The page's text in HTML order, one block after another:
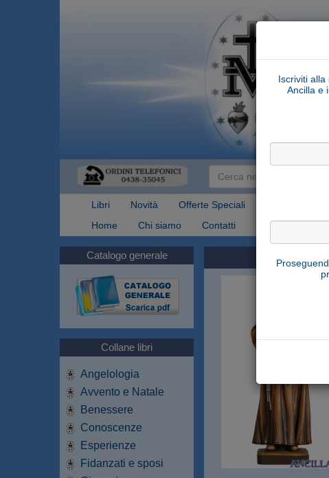
Iscriviti
Ancilla e
Libri Novità Offerte Speciali
Home
Chi siamo Contatti Spedizioni
Catalogo generale
Collane libri
Angelologia
Avvento e Natale
Benessere
Conoscenze
Esperienze
Fidanzati e sposi